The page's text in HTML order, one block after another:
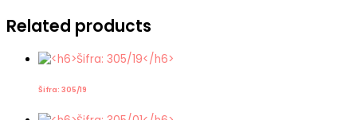
Related products
Šifra: 305/19